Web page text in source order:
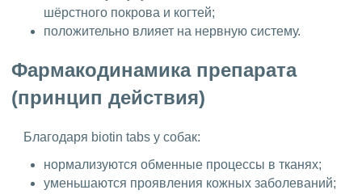
шёрстного покрова и когтей;
положительно влияет на нервную систему.
Фармакодинамика препарата
(принцип действия)
Благодаря biotin tabs у собак:
нормализуются обменные процессы в тканях;
уменьшаются проявления кожных заболеваний;